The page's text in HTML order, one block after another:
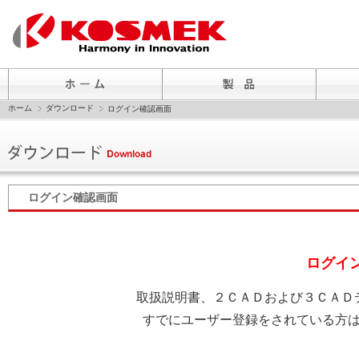
ホーム ダウンロード ログイン確認画面
ログイン確認画面
ログイ
取扱説明書、２ＣＡＤおよび３ＣＡ
すでにユーザー登録をされている方